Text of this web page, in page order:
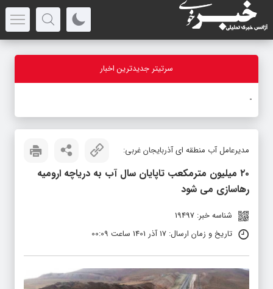
سرتیتر جدیدترین اخبار
با
مدیرعامل آب منطقه ای آذربایجان غربی:
۲۰ میلیون مترمکعب تاپایان سال آب به دریاچه ارومیه
رهاسازی می شود
شناسه خبر: 19497
تاریخ و زمان ارسال: 17 آذر 1401 ساعت 00:09